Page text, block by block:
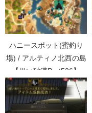
ハニースポット(蜜釣り
場) / アルティノ北西の島
【黒い砂漠Part526】